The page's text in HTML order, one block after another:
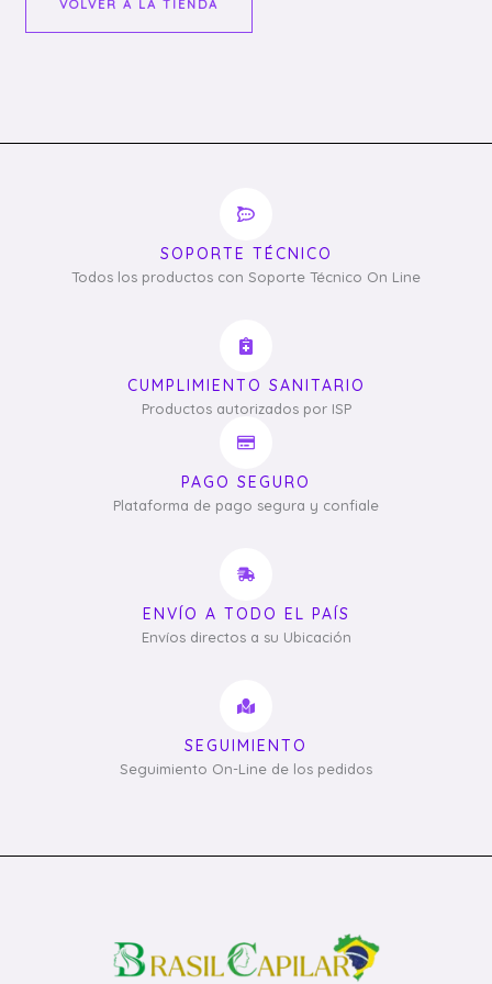
VOLVER A LA TIENDA
SOPORTE TÉCNICO
Todos los productos con Soporte Técnico On Line
CUMPLIMIENTO SANITARIO
Productos autorizados por ISP
PAGO SEGURO
Plataforma de pago segura y confiale
ENVÍO A TODO EL PAÍS
Envíos directos a su Ubicación
SEGUIMIENTO
Seguimiento On-Line de los pedidos